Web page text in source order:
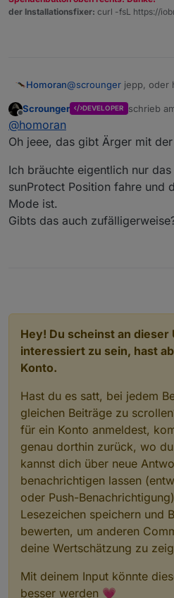
Manu_Mode
fahre und dann die
der Installationsfixer: curl -fsL https://
Homoran@scrounger jepp, oder
Offline
Scrounger DEVELOPER schrieb
zuletzt
@homoran
Oh jeee, das gibt Ärger mit
Ich bräuchte eigentlich nur
sunProtect Position fahre und
Mode ist.
Gibts das auch
Hey! Du scheinst an dieser
interessiert zu sein, hast
Konto.
Hast du es satt, bei jedem
gleichen Beiträge zu
für ein Konto anmeldest,
genau dorthin zurück, wo
kannst dich über neue
benachrichtigen lassen
oder Push-
Lesezeichen speichern und
bewerten, um anderen
deine Wertschätzung zu
Mit deinem Input könnte
besser werden 💗